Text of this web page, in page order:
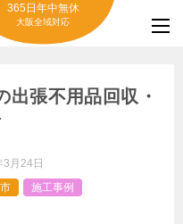
365日年中無休
大阪全域対応
出張不用品回収・
月24日
施工事例